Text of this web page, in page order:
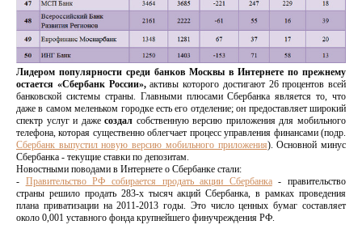
Лидером популярности среди банков Москвы в Интернете по прежнему
остается «Сбербанк России»,активы которого достигают 26 процентов всей
банковской системы страны. Главными плюсами Сбербанка является то, что
даже в самом меленьком городке есть его отделение; он предоставляет широкий
спектр услуг и дажесоздал собственную версию приложения для мобильного
телефона, которая существенно облегчает процесс управления финансами (подр.
Сбербанк выпустил новую версию мобильного приложения). Основной минус
Сбербанка - текущие ставки по депозитам.
Новостными поводами в Интернете о Сбербанке стали:
- Правительство РФ собирается продать акции Сбербанка- правительство
страны решило продать 283-х тысяч акций Сбербанка, в рамках проведения
плана приватизации на 2011-2013 годы. Это число ценных бумаг составляет
около 0,001 уставного фонда крупнейшего финучреждения РФ.